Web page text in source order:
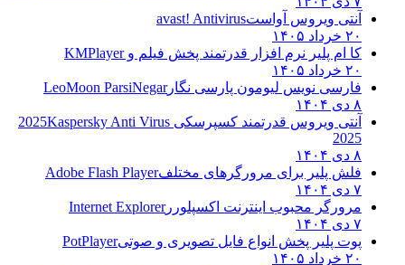
آنتی ویروس آواستavast! Antivirus
کا ام پلیر نرم افزار قدرتمند پخش فیلم وKMPlayer
فارسی نویس لیومون پارسی نگار LeoMoon ParsiNegar
آنتی ویروس قدرتمند کسپرسکی 2025Kaspersky Anti Virus
فلش پلیر برای مرورگرهای مختلفAdobe Flash Player
مرورگر محبوب اینترنت اکسپلوررInternet Explorer
پوت پلیر پخش انواع فایل تصویری و صوتیPotPlayer